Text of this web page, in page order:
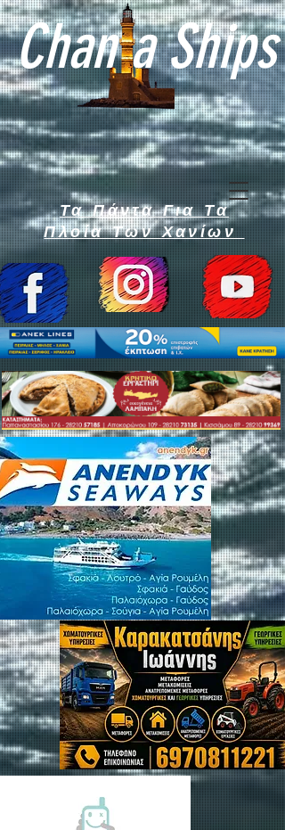
Chan a Ships
Τα Πάντα Για Τα
Πλοία Των Χανίων